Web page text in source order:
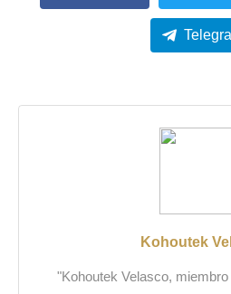
Kohoutek
"Kohoutek Velasco,